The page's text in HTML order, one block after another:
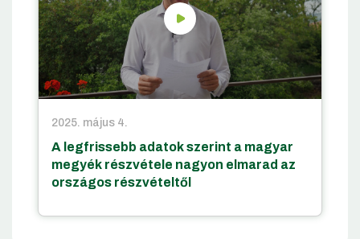
2025. május 4.
A legfrissebb adatok szerint a magyar
megyék részvétele nagyon elmarad az
országos részvételtől